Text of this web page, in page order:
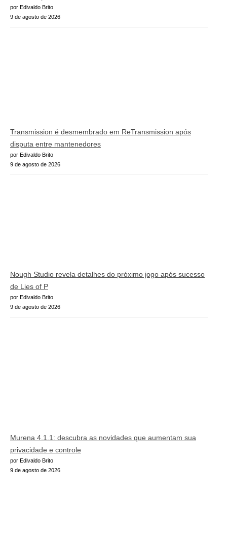
por Edivaldo Brito
9 de agosto de 2026
Transmission é desmembrado em ReTransmission após
disputa entre mantenedores
por Edivaldo Brito
9 de agosto de 2026
Nough Studio revela detalhes do próximo jogo após sucesso
de Lies of P
por Edivaldo Brito
9 de agosto de 2026
Murena 4.1.1: descubra as novidades que aumentam sua
privacidade e controle
por Edivaldo Brito
9 de agosto de 2026